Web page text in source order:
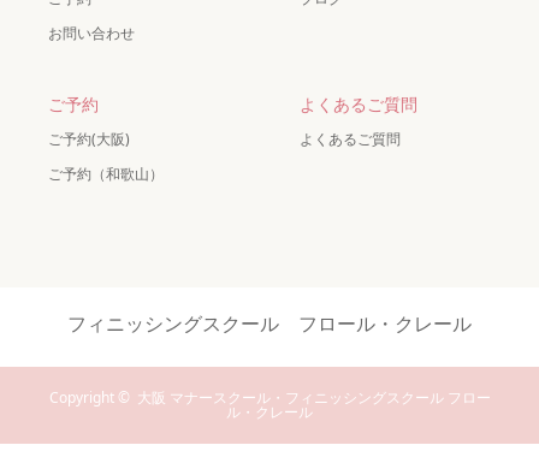
お問い合わせ
ご予約
ご予約(大阪)
ご予約（和歌山）
よくあるご質問
よくあるご質問
フィニッシングスクール フロール・クレール
Copyright © 大阪 マナースクール・フィニッシングスクール フロー
ル・クレール